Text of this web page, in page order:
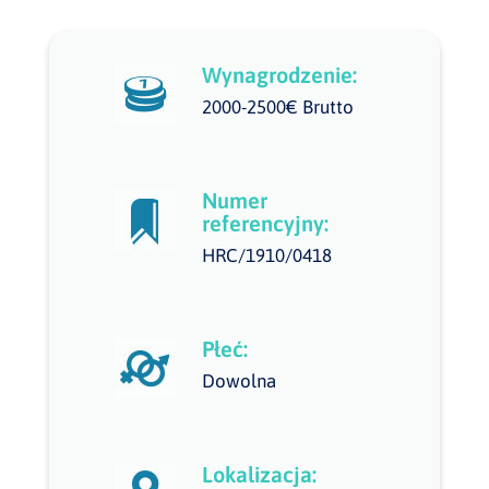
Wynagrodzenie:
2000-2500€ Brutto
Numer
referencyjny:
HRC/1910/0418
Płeć:
Dowolna
Lokalizacja: